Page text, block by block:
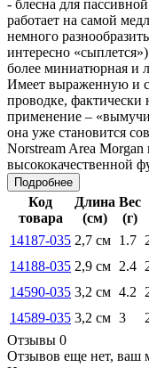
- блесна для
работает на самой
немного
интересно
более миниатюрная и
Имеет выраженную и
проводке, фактически
применение –
она уже становится
Norstream Area
высококачественной
Подробнее
Код
товара
Длина
(см)
Вес
(г)
14187-035 2,7 см 1.7
14188-035 2,9 см 2.4
14590-035 3,2 см 4.2
14589-035 3,2 см 3
Отзывы 0
Отзывов еще нет, ваш